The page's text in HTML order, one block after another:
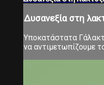
Δυσανεξία στη
Υποκατάστατα
να αντιμετωπίζουμε